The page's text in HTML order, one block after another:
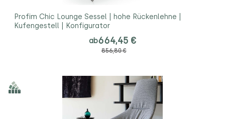
Profim Chic Lounge Sessel | hohe Rückenlehne |
Kufengestell | Konfigurator
ab664,45 €
856,80 €